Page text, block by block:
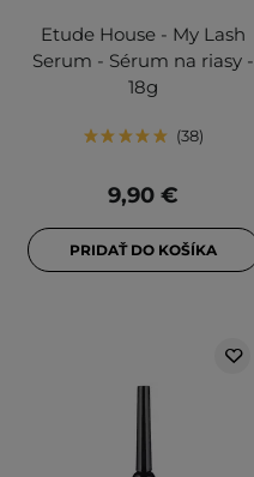
Etude House - My Lash
Serum - Sérum na riasy -
18g
38
9,90 €
PRIDAŤ DO KOŠÍKA